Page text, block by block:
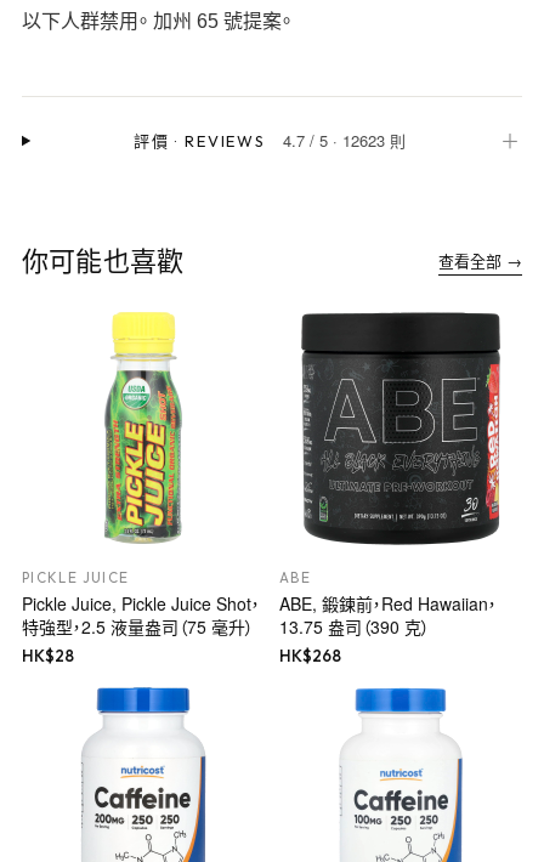
以下人群禁用。 加州 65 號提案。
評價 ·REVIEWS 4.7/ 5· 12623 則 ＋
你可能也喜歡 查看全部 →
PICKLE JUICE
Pickle Juice, Pickle Juice Shot，
特強型，2.5 液量盎司（75 毫升）
HK$28
ABE
ABE, 鍛鍊前，Red Hawaiian，
13.75 盎司（390 克）
HK$268